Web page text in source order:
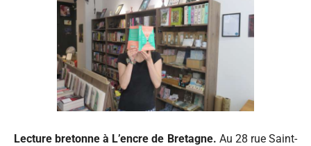
Lecture bretonne à L’encre de Bretagne. Au 28 rue Saint-